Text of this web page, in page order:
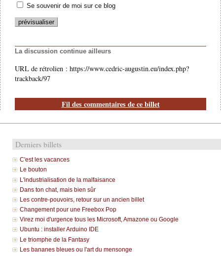
Se souvenir de moi sur ce blog
La discussion continue ailleurs
URL de rétrolien : https://www.cedric-augustin.eu/index.php?
trackback/97
Fil des commentaires de ce billet
Derniers billets
C'est les vacances
Le bouton
L'industrialisation de la malfaisance
Dans ton chat, mais bien sûr
Les contre-pouvoirs, retour sur un ancien billet
Changement pour une Freebox Pop
Virez moi d'urgence tous les Microsoft, Amazone ou Google
Ubuntu : installer Arduino IDE
Le triomphe de la Fantasy
Les bananes bleues ou l'art du mensonge